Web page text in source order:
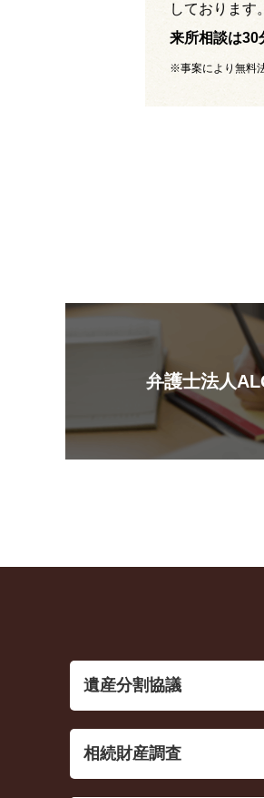
しております。
来所相談は30
※事案により無料
弁護士法人
遺産分割協議
相続財産調査